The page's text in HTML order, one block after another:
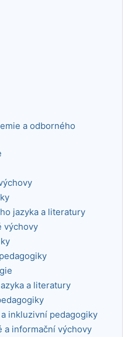
a odborného
jazyka a literatury
výchovy
a literatury
inkluzivní pedagogiky
a informační výchovy